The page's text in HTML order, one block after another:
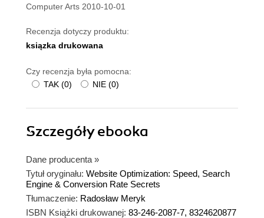
Computer Arts 2010-10-01
Recenzja dotyczy produktu:
ksiązka drukowana
Czy recenzja była pomocna:
TAK (0) NIE (0)
Szczegółyebooka
Dane producenta »
Tytuł oryginału: Website Optimization: Speed, Search
Engine & Conversion Rate Secrets
Tłumaczenie: Radosław Meryk
ISBN Książki drukowanej: 83-246-2087-7, 8324620877